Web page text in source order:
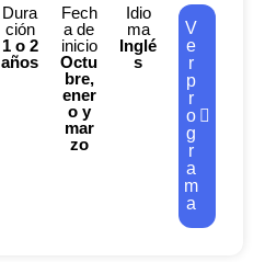
Dura
ción
1 o 2
años
Fech
a de
inicio
Octu
bre,
ener
o y
mar
zo
Idio
ma
Inglé
s
V
e
r
p
r
o
g
r
a
m
a